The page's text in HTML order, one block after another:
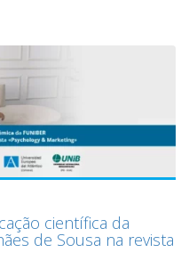
científica da
de Sousa na revista